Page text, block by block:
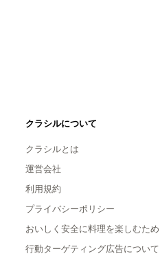
クラシルについて
クラシルとは
運営会社
利用規約
プライバシーポリシー
おいしく安全に料理を楽しむため
行動ターゲティング広告について